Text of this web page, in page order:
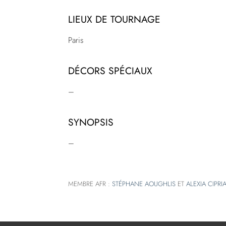
LIEUX DE TOURNAGE
Paris
DÉCORS SPÉCIAUX
–
SYNOPSIS
–
MEMBRE AFR : STÉPHANE AOUGHLISET ALEXIA